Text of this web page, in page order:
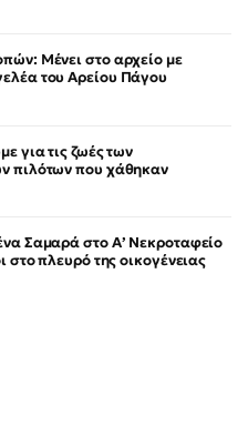
Μένει στο αρχείο με
του Αρείου Πάγου
για τις ζωές των
πιλότων που χάθηκαν
Σαμαρά στο Α’ Νεκροταφείο
στο πλευρό της οικογένειας